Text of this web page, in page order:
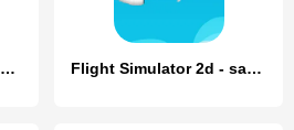
FPV Drone ACRO simulator Flight Simulator 2d - sandbox